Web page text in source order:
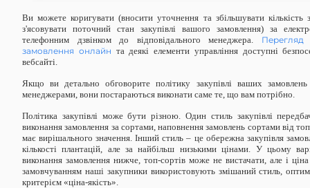
Ви можете коригувати (вносити уточнення та збільшувати кількість
з'ясовувати поточний стан закупівлі вашого замовлення) за
телефонним дзвінком до відповідального менеджера. Перегляд
замовлення онлайн та деякі елементи управління доступні
вебсайті.
Якщо ви детально обговорите політику закупівлі ваших замовлень
менеджерами, вони постараються виконати саме те, що вам потрібно.
Політика закупівлі може бути різною. Один стиль закупівлі
виконання замовлення за сортами, наповнення замовлень сортами від
має вирішального значення. Інший стиль – це обережна закупівля
кількості плантацій, але за найбільш низькими цінами. У цьому
виконання замовлення нижче, топ-сортів може не вистачати, але і
замовчуванням наші закупники використовують змішаний стиль,
критерієм «ціна-якість».